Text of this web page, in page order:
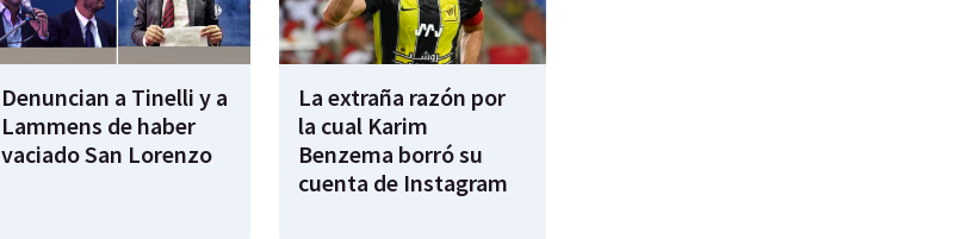
Denuncian a Tinelli y a
Lammens de haber
vaciado San Lorenzo
La extraña razón por
la cual Karim
Benzema borró su
cuenta de Instagram